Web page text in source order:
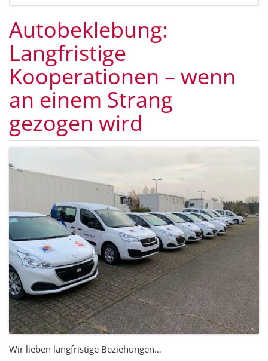
Autobeklebung:
Langfristige
Kooperationen – wenn
an einem Strang
gezogen wird
Wir lieben langfristige Beziehungen…